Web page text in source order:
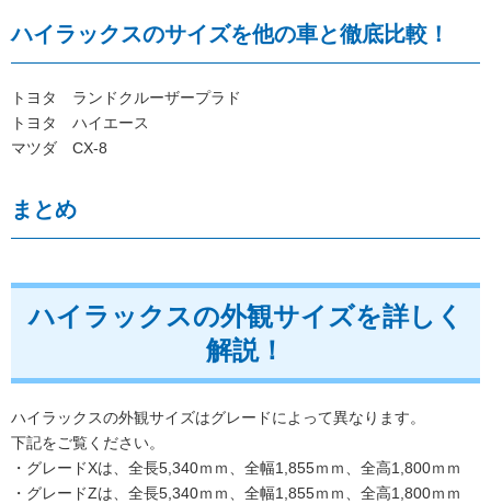
ハイラックスのサイズを他の車と徹底比較！
トヨタ ランドクルーザープラド
トヨタ ハイエース
マツダ CX-8
まとめ
ハイラックスの外観サイズを詳しく
解説！
ハイラックスの外観サイズはグレードによって異なります。
下記をご覧ください。
・グレードXは、全長5,340ｍｍ、全幅1,855ｍｍ、全高1,800ｍｍ
・グレードZは、全長5,340ｍｍ、全幅1,855ｍｍ、全高1,800ｍｍ